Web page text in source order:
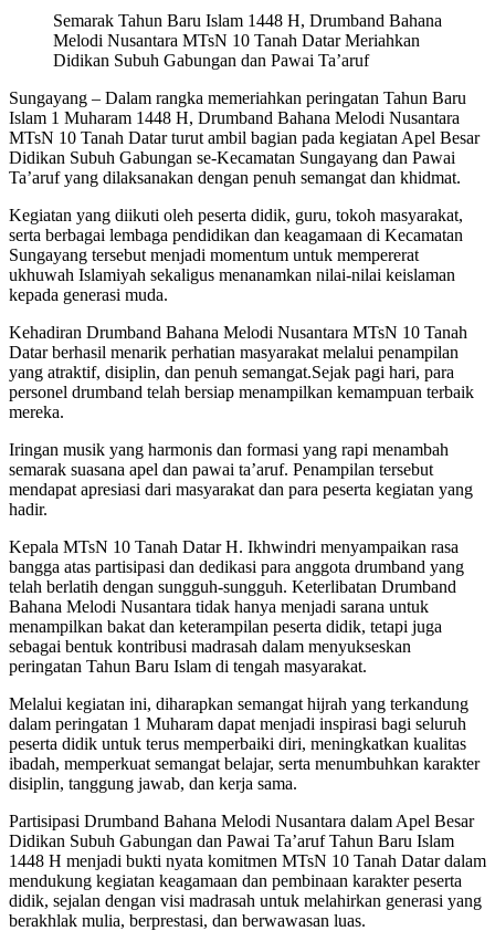
Semarak Tahun Baru Islam 1448 H, Drumband Bahana
Melodi Nusantara MTsN 10 Tanah Datar Meriahkan
Didikan Subuh Gabungan dan Pawai Ta’aruf
Sungayang – Dalam rangka memeriahkan peringatan Tahun Baru
Islam 1 Muharam 1448 H, Drumband Bahana Melodi Nusantara
MTsN 10 Tanah Datar turut ambil bagian pada kegiatan Apel Besar
Didikan Subuh Gabungan se-Kecamatan Sungayang dan Pawai
Ta’aruf yang dilaksanakan dengan penuh semangat dan khidmat.
Kegiatan yang diikuti oleh peserta didik, guru, tokoh masyarakat,
serta berbagai lembaga pendidikan dan keagamaan di Kecamatan
Sungayang tersebut menjadi momentum untuk mempererat
ukhuwah Islamiyah sekaligus menanamkan nilai-nilai keislaman
kepada generasi muda.
Kehadiran Drumband Bahana Melodi Nusantara MTsN 10 Tanah
Datar berhasil menarik perhatian masyarakat melalui penampilan
yang atraktif, disiplin, dan penuh semangat.Sejak pagi hari, para
personel drumband telah bersiap menampilkan kemampuan terbaik
mereka.
Iringan musik yang harmonis dan formasi yang rapi menambah
semarak suasana apel dan pawai ta’aruf. Penampilan tersebut
mendapat apresiasi dari masyarakat dan para peserta kegiatan yang
hadir.
Kepala MTsN 10 Tanah Datar H. Ikhwindri menyampaikan rasa
bangga atas partisipasi dan dedikasi para anggota drumband yang
telah berlatih dengan sungguh-sungguh. Keterlibatan Drumband
Bahana Melodi Nusantara tidak hanya menjadi sarana untuk
menampilkan bakat dan keterampilan peserta didik, tetapi juga
sebagai bentuk kontribusi madrasah dalam menyukseskan
peringatan Tahun Baru Islam di tengah masyarakat.
Melalui kegiatan ini, diharapkan semangat hijrah yang terkandung
dalam peringatan 1 Muharam dapat menjadi inspirasi bagi seluruh
peserta didik untuk terus memperbaiki diri, meningkatkan kualitas
ibadah, memperkuat semangat belajar, serta menumbuhkan karakter
disiplin, tanggung jawab, dan kerja sama.
Partisipasi Drumband Bahana Melodi Nusantara dalam Apel Besar
Didikan Subuh Gabungan dan Pawai Ta’aruf Tahun Baru Islam
1448 H menjadi bukti nyata komitmen MTsN 10 Tanah Datar dalam
mendukung kegiatan keagamaan dan pembinaan karakter peserta
didik, sejalan dengan visi madrasah untuk melahirkan generasi yang
berakhlak mulia, berprestasi, dan berwawasan luas.